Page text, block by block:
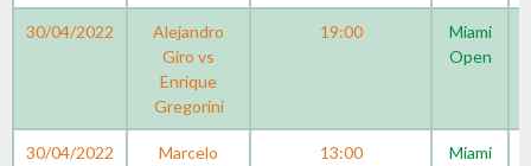
30/04/2022
Alejandro
Giro vs
Enrique
Gregorini
19:00
Miami
Open
30/04/2022
Marcelo
13:00
Miami